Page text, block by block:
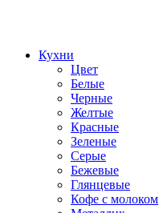
Кухни
Цвет
Белые
Черные
Желтые
Красные
Зеленые
Серые
Бежевые
Глянцевые
Кофе с молоком